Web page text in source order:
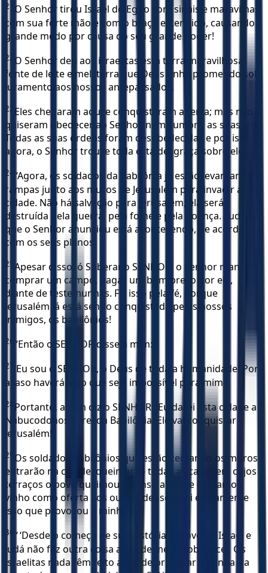
21
O Senhor tirou Israel do Egito com sinais e maravilhas,
com sua forte mão e com o braço estendido, causando
grande medo por causa do seu grande poder!
22 O Senhor deu aos israelitas esta terra maravilhosa,
fonte de leite e mel, terra que Deus tinha prometido sob
juramento aos nossos antepassados.
23 Eles chegaram aqui e conquistaram a terra; mas não
quiseram obedecer ao Senhor, nem cumprir as suas leis.
Todas as suas ordens foram desobedecidas e por isso,
agora, o Senhor trouxe toda esta desgraça sobre eles.
24 “Agora, os soldados da Babilônia já estão levantando
rampas junto aos muros de Jerusalém para invadir a
cidade. Não há salvação para Jerusalém; ela será
destruída pela guerra, pela fome e pela doença. Tudo o
que o Senhor anunciou está acontecendo, de acordo
com os seus planos.
25 Apesar disso, ó Soberano SENHOR, o Senhor mandou
comprar um campo, pagar um bom preço por ele,
diante de testemunhas. Fiz isso pela fé, porque
Jerusalém já está sendo conquistada pelos nossos
inimigos, os babilônios!
26 “Então o SENHOR disse a mim:
27 ‘Eu sou o SENHOR, o Deus de toda a humanidade! Por
acaso haverá algo que seja impossível para mim?’
28 Portanto, assim diz o SENHOR: ‘Eu darei esta cidade a
Nabucodonosor, rei da Babilônia. Ele vai conquistar
Jerusalém!
29 Os soldados babilônios que estão cercando os muros
entrarão na cidade, queimarão todas as casas em cujos
terraços o povo queimou incenso a Baal e derramou
vinho como oferta aos outros deuses. Foi exatamente
isso que provocou a minha ira!
30 “ ‘Desde o começo de sua história, o povo de Israel e
Judá não fez outra coisa além de me desobedecer. Os
israelitas nada têm feito além de provocar a minha ira